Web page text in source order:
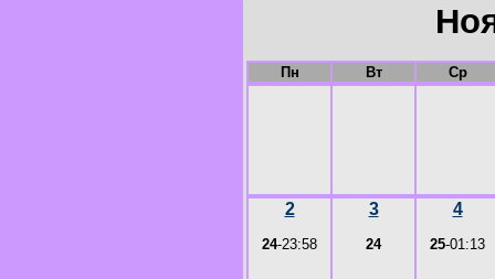
Пн Вт Ср
2
24-23:58
3
24
4
25-01:13